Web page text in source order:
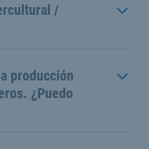
/
producción
¿Puedo